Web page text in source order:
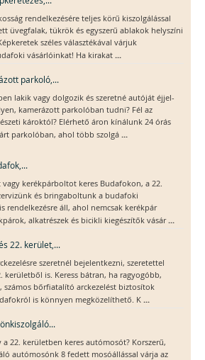
rendelkezésére teljes körű kiszolgálással
üvegfalak, tükrök és egyszerű ablakok helyszíni
széles választékával várjuk
vásárlóinkat! Ha kirakat ...
parkoló,...
lakik vagy dolgozik és szeretné autóját éjjel-
kamerázott parkolóban tudni? Fél az
károktól? Elérhető áron kínálunk 24 órás
parkolóban, ahol több szolgá ...
vagy kerékpárboltot keres Budafokon, a 22.
és bringaboltunk a budafoki
rendelkezésre áll, ahol nemcsak kerékpár
alkatrészek és bicikli kiegészítők vásár ...
22. kerület,...
szeretnél bejelentkezni, szeretettel
kerületből is. Keress bátran, ha ragyogóbb,
számos bőrfiatalító arckezelést biztosítok
is könnyen megközelíthető. K ...
22. kerületben keres autómosót? Korszerű,
autómosónk 8 fedett mosóállással várja az